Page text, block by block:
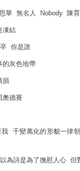
華 無名人 Nobody 陳
凍結
你是誰
的灰色地帶
損
奧德賽
千變萬化的形貌一律
為詩是為了撫慰人心 但